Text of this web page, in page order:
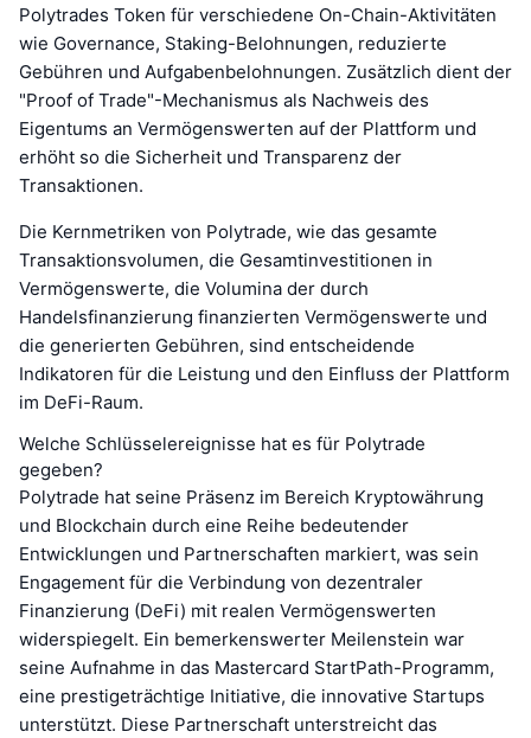
Polytrades Token für verschiedene On-Chain-Aktivitäten
wie Governance, Staking-Belohnungen, reduzierte
Gebühren und Aufgabenbelohnungen. Zusätzlich dient der
"Proof of Trade"-Mechanismus als Nachweis des
Eigentums an Vermögenswerten auf der Plattform und
erhöht so die Sicherheit und Transparenz der
Transaktionen.
Die Kernmetriken von Polytrade, wie das gesamte
Transaktionsvolumen, die Gesamtinvestitionen in
Vermögenswerte, die Volumina der durch
Handelsfinanzierung finanzierten Vermögenswerte und
die generierten Gebühren, sind entscheidende
Indikatoren für die Leistung und den Einfluss der Plattform
im DeFi-Raum.
Welche Schlüsselereignisse hat es für Polytrade
gegeben?
Polytrade hat seine Präsenz im Bereich Kryptowährung
und Blockchain durch eine Reihe bedeutender
Entwicklungen und Partnerschaften markiert, was sein
Engagement für die Verbindung von dezentraler
Finanzierung (DeFi) mit realen Vermögenswerten
widerspiegelt. Ein bemerkenswerter Meilenstein war
seine Aufnahme in das Mastercard StartPath-Programm,
eine prestigeträchtige Initiative, die innovative Startups
unterstützt. Diese Partnerschaft unterstreicht das